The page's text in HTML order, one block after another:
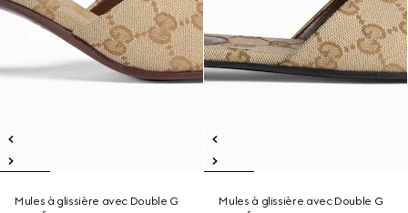
Mules à glissière avec Double G
Mules à glissière avec Double G